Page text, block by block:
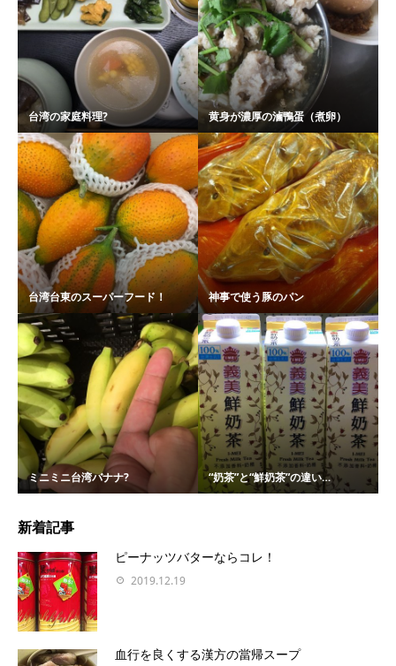
台湾の家庭料理? 黄身が濃厚の滷鴨蛋（煮卵）
台湾台東のスーパーフード！ 神事で使う豚のパン
ミニミニ台湾バナナ? “奶茶”と“鮮奶茶”の違い…
新着記事
ピーナッツバターならコレ！
2019.12.19
血行を良くする漢方の當帰スープ